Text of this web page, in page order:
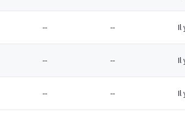
-- -- Il
-- -- Il
-- -- Il